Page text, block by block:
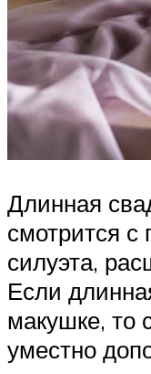
Длинная
смотрится с
силуэта,
Если
макушке, то
уместно